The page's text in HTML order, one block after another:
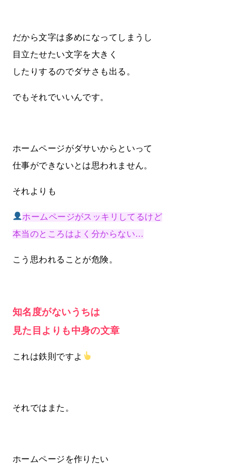
だから文字は多めになってしまうし
目立たせたい文字を大きく
したりするのでダサさも出る。
でもそれでいいんです。
ホームページがダサいからといって
仕事ができないとは思われません。
それよりも
ホームページがスッキリしてるけど
本当のところはよく分からない…
こう思われることが危険。
知名度がないうちは
見た目よりも中身の文章
これは鉄則ですよ
それではまた。
ホームページを作りたい